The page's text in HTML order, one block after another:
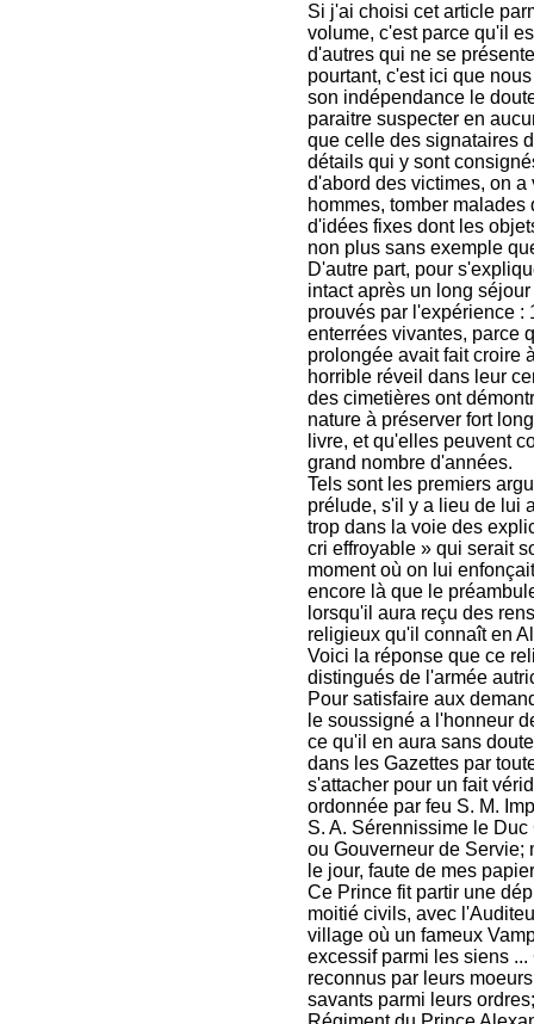
Si j'ai choisi cet article
volume, c'est parce qu'il
d'autres qui ne se
pourtant, c'est ici que
son indépendance le
paraitre suspecter en
que celle des signataires
détails qui y sont
d'abord des victimes, on a
hommes, tomber
d'idées fixes dont les
non plus sans exemple
D'autre part, pour
intact après un long
prouvés par l'expérience :
enterrées vivantes, parce
prolongée avait fait croire
horrible réveil dans leur
des cimetières ont
nature à préserver fort
livre, et qu'elles peuvent
grand nombre d'années.
Tels sont les premiers
prélude, s'il y a lieu de lui
trop dans la voie des
cri effroyable » qui serait
moment où on lui
encore là que le
lorsqu'il aura reçu des
religieux qu'il connaît en
Voici la réponse que ce
distingués de l'armée
Pour satisfaire aux
le soussigné a l'honneur
ce qu'il en aura sans
dans les Gazettes par
s'attacher pour un fait
ordonnée par feu S. M.
S. A. Sérennissime le
ou Gouverneur de Servie;
le jour, faute de mes
Ce Prince fit partir une
moitié civils, avec
village où un fameux
excessif parmi les siens
reconnus par leurs
savants parmi leurs